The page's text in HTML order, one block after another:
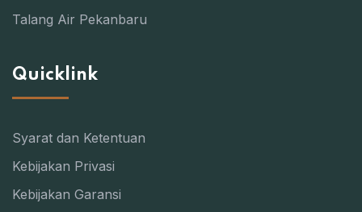
Talang Air Pekanbaru
Quicklink
Syarat dan Ketentuan
Kebijakan Privasi
Kebijakan Garansi